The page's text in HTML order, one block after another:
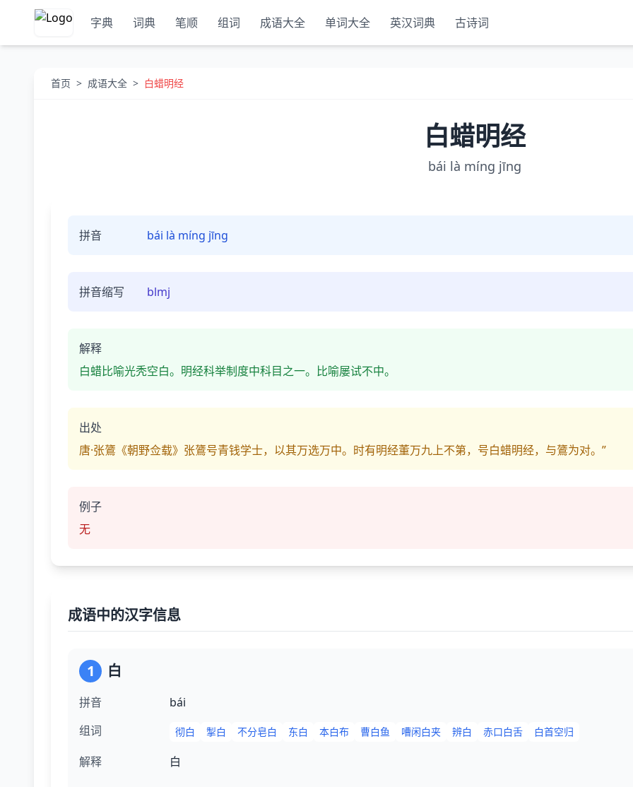
字典 词典 笔顺 组词 成语大全 单词大全 英汉词典 古诗词
首页 > 成语大全 > 白蜡明经
白蜡明经
bái là míng jīng
拼音 bái là míng jīng
拼音缩写 blmj
解释
白蜡比喻光秃空白。明经科举制度中科目之一。比喻屡试不中。
出处
唐·张鷟《朝野佥载》张鷟号青钱学士，以其万选万中。时有明经董万九上不第，号白蜡明经，与鷟为对。”
例子
无
成语中的汉字信息
1 白
拼音
bái
组词
彻白 掣白 不分皂白 东白 本白布 曹白鱼 嘈闲白夹 辨白 赤口白舌 白首空归
解释 白